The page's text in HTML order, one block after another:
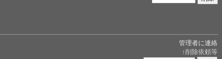
管理者に連絡
↑削除依頼等